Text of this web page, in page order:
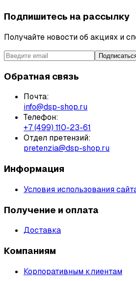
Подпишитесь на рассылку
Получайте новости об акциях и
Обратная связь
Почта:
info@dsp-shop.ru
Телефон:
+7 (499) 110-23-61
Отдел претензий:
pretenzia@dsp-shop.ru
Информация
Условия использования
Получение и оплата
Доставка
Компаниям
Корпоративным клиентам